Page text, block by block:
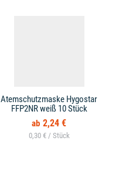
Atemschutzmaske Hygostar
FFP2NR weiß 10 Stück
2,24 €
0,30 € /